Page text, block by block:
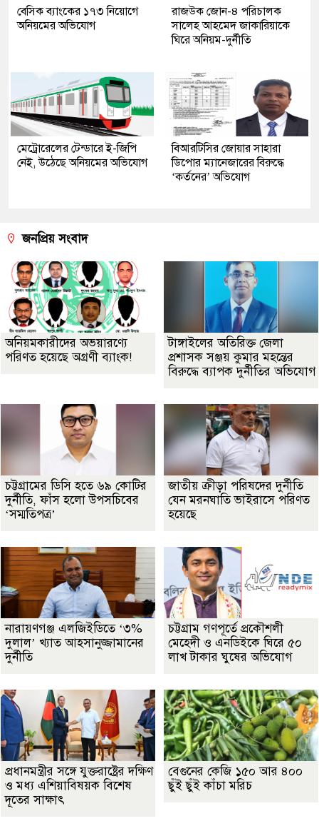
বেসিক ব্যাংকের ১৭৩ নিয়োগে
অনিয়মের অভিযোগ
রাজউক জোন-৪ পরিচালক
সালেহ আহমেদ জাকারিয়াকে
ঘিরে অনিয়ম-দুর্নীতি
মেট্রোরেলের টেন্ডারে ই-জিপি
নেই, উঠেছে অনিয়মের অভিযোগ
বিআরটিসির জোয়ার সাহারা
ডিপোর ম্যানেজারের বিরুদ্ধে
‘কর্তনের’ অভিযোগ
জনপ্রিয় সংবাদ
অনিয়মকারীদের অভয়ারণ্যে
পরিণত হয়েছে অগ্রণী ব্যাংক!
টাঙ্গাইলের অতিরিক্ত জেলা
প্রশাসক সঞ্জয় কুমার মহন্তের
বিরুদ্ধে ব্যাপক দুর্নীতির অভিযোগ
চট্টগ্রামের ডিসি হতে ৬৯ কোটির
দুর্নীতি, ফাঁস হলো উপসচিবের
‘সম্মতিপত্র’
জাতীয় ক্রীড়া পরিষদের দুর্নীতি
যেন মরনঘাতি ভাইরাসে পরিণত
হয়েছে
নারায়ণগঞ্জ এলজিইডিতে ‘৩%
দুলাল’ খ্যাত আহসানুজ্জামানের
দুর্নীতি
চট্টগ্রাম গণপূর্তে প্রকৌশলী
মেহেদী ও এনডিইকে ঘিরে ৫০
লাখ টাকার ঘুষের অভিযোগ
প্রধানমন্ত্রীর সঙ্গে যুক্তরাষ্ট্রের দক্ষিণ
ও মধ্য এশিয়াবিষয়ক বিশেষ
দূতের সাক্ষাৎ
বেগুনের কেজি ১৫০ আর ৪০০
ছুঁই ছুঁই কাঁচা মরিচ